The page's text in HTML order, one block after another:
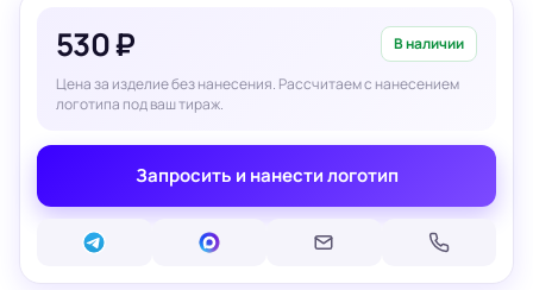
530 ₽ В наличии
Цена за изделие без нанесения. Рассчитаем с нанесением
логотипа под ваш тираж.
Запросить и нанести логотип